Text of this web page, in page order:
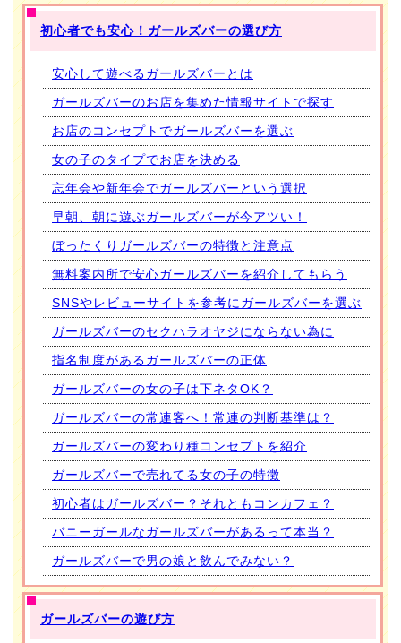
初心者でも安心！ガールズバーの選び方
安心して遊べるガールズバーとは
ガールズバーのお店を集めた情報サイトで探す
お店のコンセプトでガールズバーを選ぶ
女の子のタイプでお店を決める
忘年会や新年会でガールズバーという選択
早朝、朝に遊ぶガールズバーが今アツい！
ぼったくりガールズバーの特徴と注意点
無料案内所で安心ガールズバーを紹介してもらう
SNSやレビューサイトを参考にガールズバーを選ぶ
ガールズバーのセクハラオヤジにならない為に
指名制度があるガールズバーの正体
ガールズバーの女の子は下ネタOK？
ガールズバーの常連客へ！常連の判断基準は？
ガールズバーの変わり種コンセプトを紹介
ガールズバーで売れてる女の子の特徴
初心者はガールズバー？それともコンカフェ？
バニーガールなガールズバーがあるって本当？
ガールズバーで男の娘と飲んでみない？
ガールズバーの遊び方